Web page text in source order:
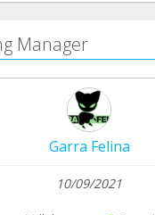
Manager
Garra Felina
10/09/2021